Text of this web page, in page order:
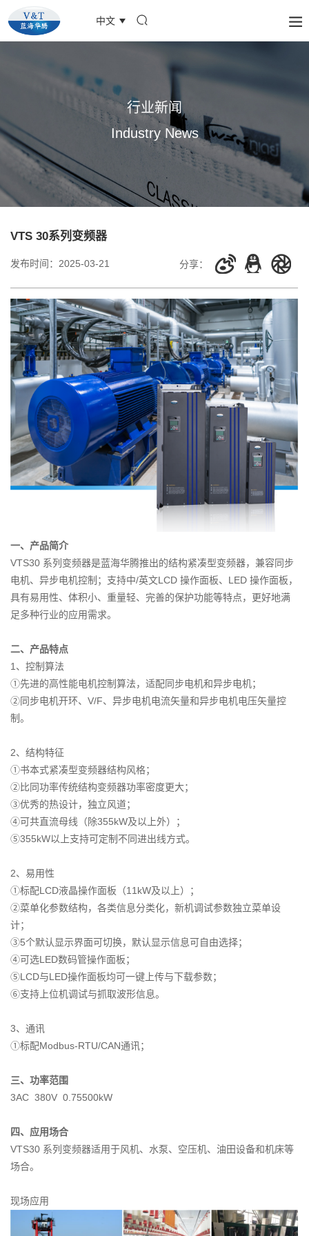
中文
行业新闻
Industry News
VTS 30系列变频器
发布时间： 2025-03-21 分享：
一、产品简介
VTS30 系列变频器是蓝海华腾推出的结构紧凑型变频器，兼容同步
电机、异步电机控制；支持中/英文LCD 操作面板、LED 操作面板，
具有易用性、体积小、重量轻、完善的保护功能等特点，更好地满
足多种行业的应用需求。
二、产品特点
1、控制算法
①先进的高性能电机控制算法，适配同步电机和异步电机；
②同步电机开环、V/F、异步电机电流矢量和异步电机电压矢量控
制。
2、结构特征
①书本式紧凑型变频器结构风格；
②比同功率传统结构变频器功率密度更大；
③优秀的热设计，独立风道；
④可共直流母线（除355kW及以上外）；
⑤355kW以上支持可定制不同进出线方式。
2、易用性
①标配LCD液晶操作面板（11kW及以上）；
②菜单化参数结构，各类信息分类化，新机调试参数独立菜单设
计；
③5个默认显示界面可切换，默认显示信息可自由选择；
④可选LED数码管操作面板；
⑤LCD与LED操作面板均可一键上传与下载参数；
⑥支持上位机调试与抓取波形信息。
3、通讯
①标配Modbus-RTU/CAN通讯；
三、功率范围
3AC 380V 0.75500kW
四、应用场合
VTS30 系列变频器适用于风机、水泵、空压机、油田设备和机床等
场合。
现场应用